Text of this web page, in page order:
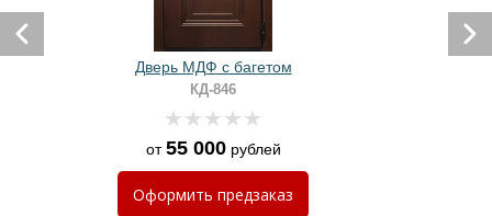
Дверь МДФ с багетом
КД-846
от55 000рублей
Оформить предзаказ